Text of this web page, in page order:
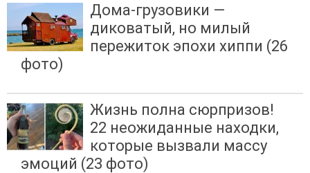
Дома-грузовики —
диковатый, но милый
пережиток эпохи хиппи (26
фото)
Жизнь полна сюрпризов!
22 неожиданные находки,
которые вызвали массу
эмоций (23 фото)